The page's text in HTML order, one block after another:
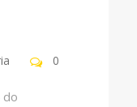
0
do